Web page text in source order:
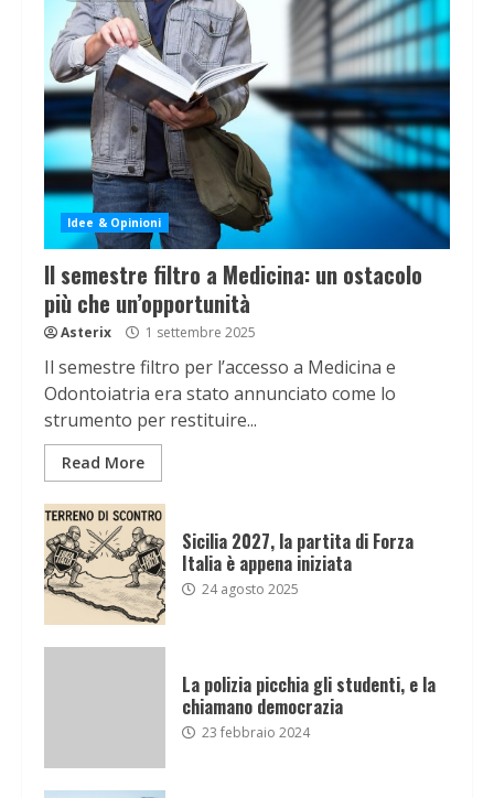
Idee & Opinioni
Il semestre filtro a Medicina: un ostacolo
più che un’opportunità
Asterix 1 settembre 2025
Il semestre filtro per l’accesso a Medicina e
Odontoiatria era stato annunciato come lo
strumento per restituire...
Read More
Sicilia 2027, la partita di Forza
Italia è appena iniziata
24 agosto 2025
La polizia picchia gli studenti, e la
chiamano democrazia
23 febbraio 2024